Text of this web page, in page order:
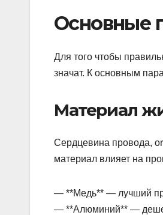
Основные
Для того чтобы
значат. К основным
Материал
Сердцевина провода,
материал влияет на
— **Медь** — лучший
— **Алюминий** —